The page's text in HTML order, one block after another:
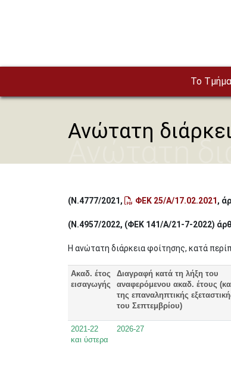
To Τμήμα
Ανώτατη
Ανώτατη
(Ν.4777/2021, ΦΕΚ 25/Α/17.02.2021,
(Ν.4957/2022, (ΦΕΚ 141/Α/21-7-2022)
H ανώτατη διάρκεια φοίτησης, κατά
Ακαδ. έτος
εισαγωγής
Διαγραφή κατά τη λήξη του
αναφερόμενου ακαδ. έτους
της επαναληπτικής
του Σεπτεμβρίου)
2021-22
και ύστερα
2026-27